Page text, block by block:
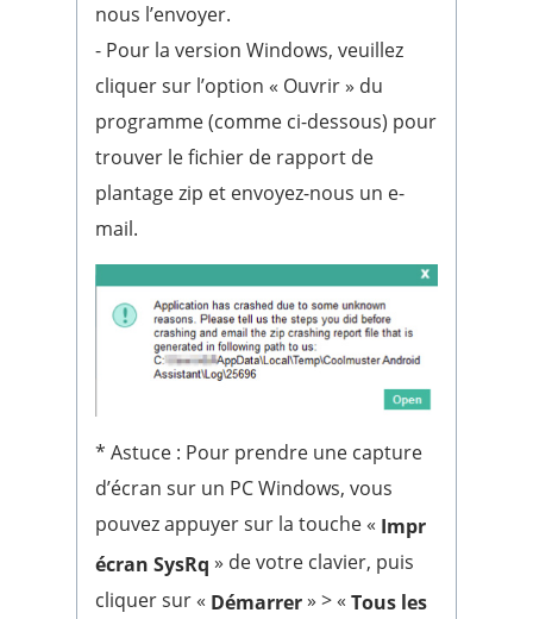
nous l’envoyer.
- Pour la version Windows, veuillez
cliquer sur l’option « Ouvrir » du
programme (comme ci-dessous) pour
trouver le fichier de rapport de
plantage zip et envoyez-nous un e-
mail.
* Astuce : Pour prendre une capture
d’écran sur un PC Windows, vous
pouvez appuyer sur la touche « Impr
écran SysRq » de votre clavier, puis
cliquer sur « Démarrer» > « Tous les